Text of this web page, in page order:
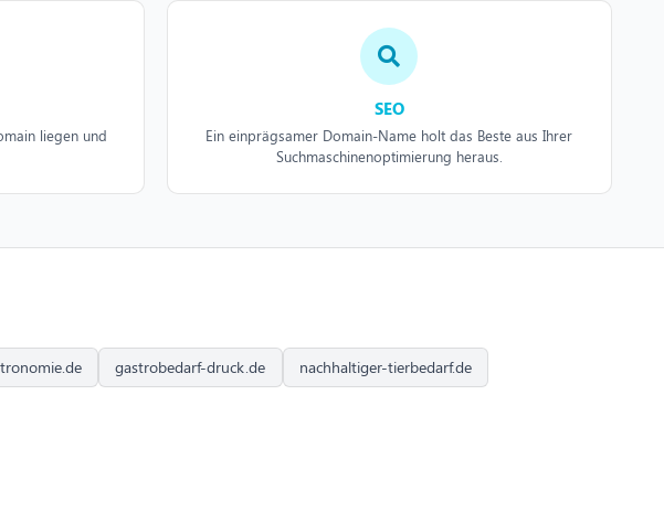
liegen und
SEO
Ein einprägsamer Domain-Name holt das Beste aus Ihrer
Suchmaschinenoptimierung heraus.
gastrobedarf-druck.de
nachhaltiger-tierbedarf.de